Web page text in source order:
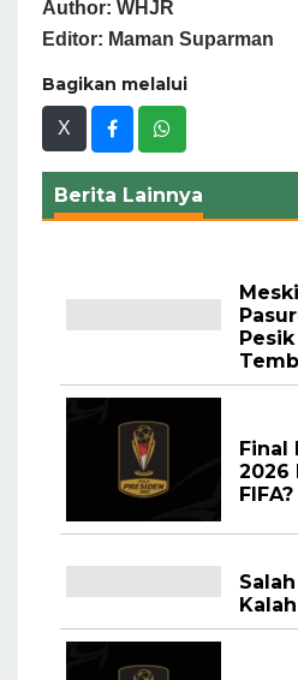
Author: WHJR
Editor: Maman Suparman
Bagikan melalui
X
Berita Lainnya
Final
2026
FIFA?
Kalah